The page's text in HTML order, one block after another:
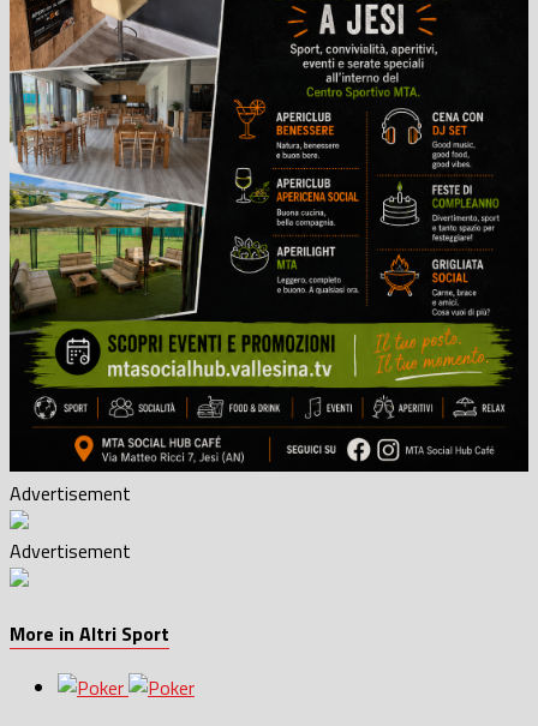
Advertisement
Advertisement
More in Altri Sport